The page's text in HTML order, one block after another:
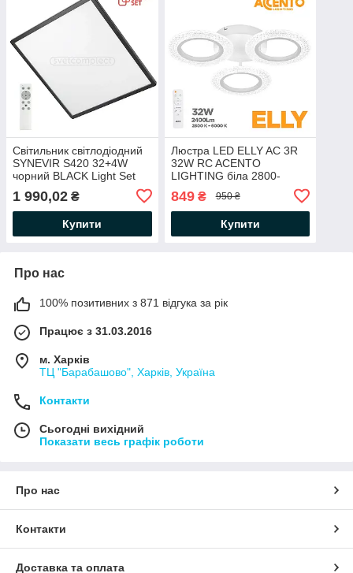
Світильник світлодіодний
SYNEVIR S420 32+4W
чорний BLACK Light Set
4500К 3200Lm з пультом
ДУ квадрат
1 990,02 ₴
Купити
Люстра LED ELLY AC 3R
32W RC ACENTO
LIGHTING біла 2800-
Ø480х80мм з пультом ДУ
220V IP20
849₴ 950 ₴
Купити
Про нас
100% позитивних з 871 відгука за рік
Працює з 31.03.2016
м. Харків
ТЦ "Барабашово", Харків, Україна
Контакти
Сьогодні вихідний
Показати весь графік роботи
Про нас
Контакти
Доставка та оплата